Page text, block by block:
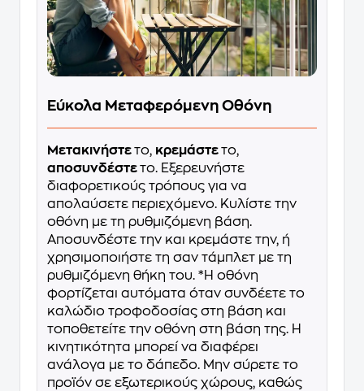
Εύκολα Μεταφερόμενη Οθόνη
Μετακινήστετο, κρεμάστετο,
αποσυνδέστετο. Εξερευνήστε
διαφορετικούς τρόπους για να
απολαύσετε περιεχόμενο. Κυλίστε την
οθόνη με τη ρυθμιζόμενη βάση.
Αποσυνδέστε την και κρεμάστε την, ή
χρησιμοποιήστε τη σαν τάμπλετ με τη
ρυθμιζόμενη θήκη του. *Η οθόνη
φορτίζεται αυτόματα όταν συνδέετε το
καλώδιο τροφοδοσίας στη βάση και
τοποθετείτε την οθόνη στη βάση της. Η
κινητικότητα μπορεί να διαφέρει
ανάλογα με το δάπεδο. Μην σύρετε το
προϊόν σε εξωτερικούς χώρους, καθώς